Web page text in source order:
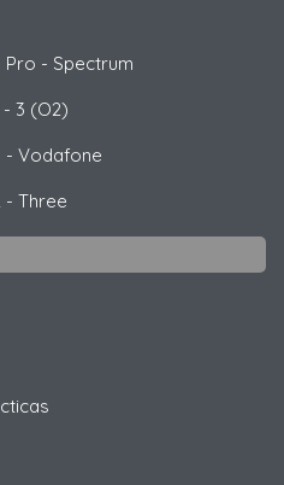
Pro - Spectrum
- 3 (O2)
- Vodafone
- Three